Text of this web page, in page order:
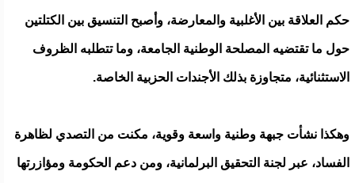
حكم العلاقة بين الأغلبية والمعارضة، وأصبح التنسيق بين الكتلتين
حول ما تقتضيه المصلحة الوطنية الجامعة، وما تتطلبه الظروف
الاستثنائية، متجاوزة بذلك الأجندات الحزبية الخاصة.
وهكذا نشأت جبهة وطنية واسعة وقوية، مكنت من التصدي لظاهرة
الفساد، عبر لجنة التحقيق البرلمانية، ومن دعم الحكومة ومؤازرتها